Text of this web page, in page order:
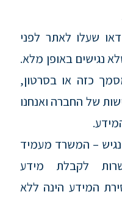
שעלו לאתר לפני
ייתכן שלא נגישים באופן מלא.
כזה או בסרטון,
של החברה ואנחנו
– המשרד מעמיד
לקבלת מידע
המידע הינה ללא